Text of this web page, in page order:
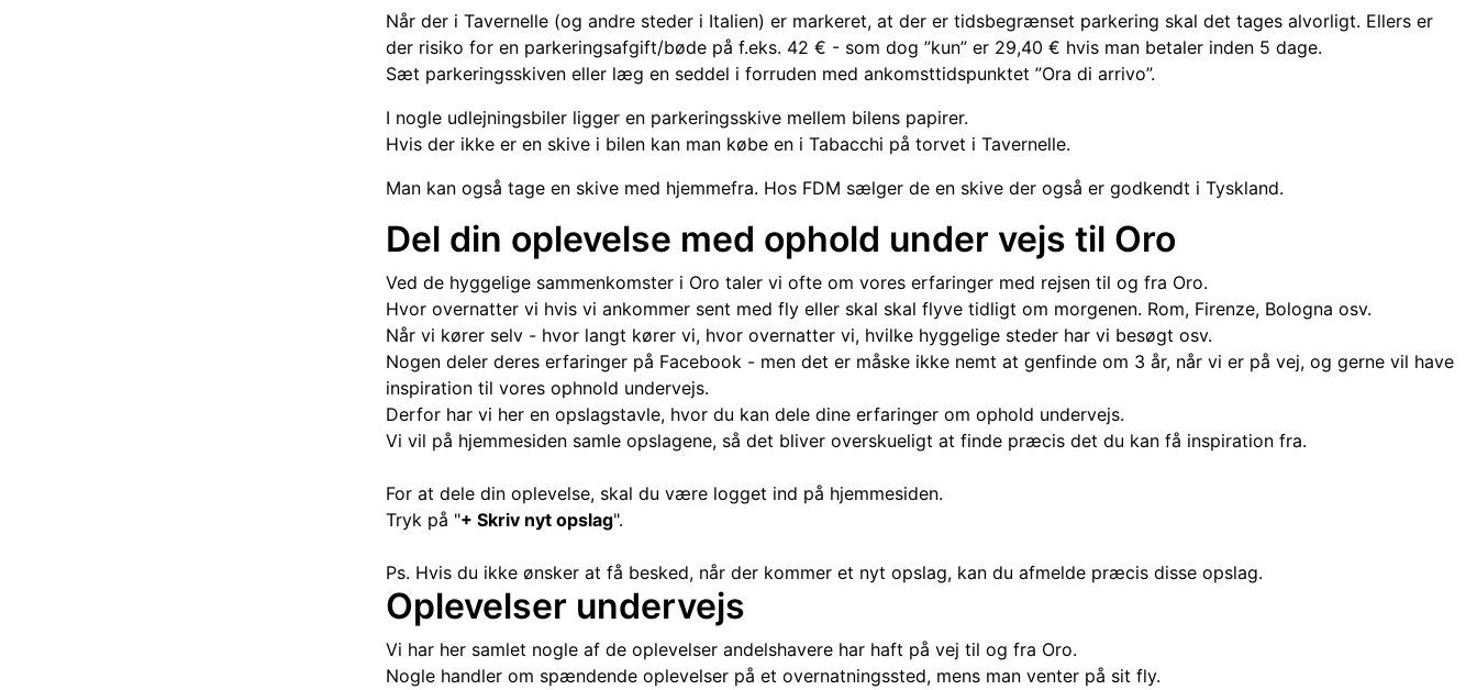
Når der i Tavernelle (og andre steder i Italien) er markeret, at der er tidsbegrænset parkering skal det tages alvorligt. Ellers er
der risiko for en parkeringsafgift/bøde på f.eks. 42 € - som dog ”kun” er 29,40 € hvis man betaler inden 5 dage.
Sæt parkeringsskiven eller læg en seddel i forruden med ankomsttidspunktet ”Ora di arrivo”.
I nogle udlejningsbiler ligger en parkeringsskive mellem bilens papirer.
Hvis der ikke er en skive i bilen kan man købe en i Tabacchi på torvet i Tavernelle.
Man kan også tage en skive med hjemmefra. Hos FDM sælger de en skive der også er godkendt i Tyskland.
Del din oplevelse med ophold under vejs til Oro
Ved de hyggelige sammenkomster i Oro taler vi ofte om vores erfaringer med rejsen til og fra Oro.
Hvor overnatter vi hvis vi ankommer sent med fly eller skal skal flyve tidligt om morgenen. Rom, Firenze, Bologna osv.
Når vi kører selv - hvor langt kører vi, hvor overnatter vi, hvilke hyggelige steder har vi besøgt osv.
Nogen deler deres erfaringer på Facebook - men det er måske ikke nemt at genfinde om 3 år, når vi er på vej, og gerne vil have
inspiration til vores ophnold undervejs.
Derfor har vi her en opslagstavle, hvor du kan dele dine erfaringer om ophold undervejs.
Vi vil på hjemmesiden samle opslagene, så det bliver overskueligt at finde præcis det du kan få inspiration fra.
For at dele din oplevelse, skal du være logget ind på hjemmesiden.
Tryk på "+ Skriv nyt opslag".
Ps. Hvis du ikke ønsker at få besked, når der kommer et nyt opslag, kan du afmelde præcis disse opslag.
Oplevelser undervejs
Vi har her samlet nogle af de oplevelser andelshavere har haft på vej til og fra Oro.
Nogle handler om spændende oplevelser på et overnatningssted, mens man venter på sit fly.